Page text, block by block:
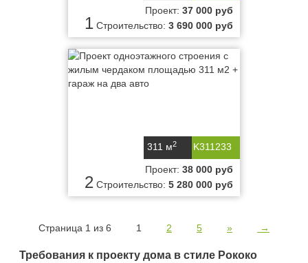
1
Проект: 37 000 руб
Строительство: 3 690 000 руб
K311233
311 м2
2
Проект: 38 000 руб
Строительство: 5 280 000 руб
Страница 1 из 6 1 2 5 » →
Требования к проекту дома в стиле Рококо